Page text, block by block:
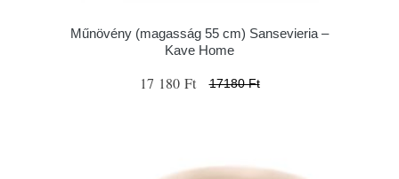
Műnövény (magasság 55 cm) Sansevieria –
Kave Home
17 180 Ft 17180 Ft